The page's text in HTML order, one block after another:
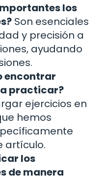
los
Son esenciales
y precisión a
ayudando
encontrar
practicar?
ejercicios en
hemos
artículo.
los
de manera